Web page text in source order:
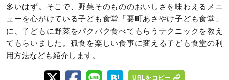
多いはず。そこで、野菜そのもののおいしさを味わえるメニ
ューを心がけている子ども食堂「要町あさやけ子ども食堂」
に、子どもに野菜をパクパク食べてもらうテクニックを教え
てもらいました。孤食を楽しい食事に変える子ども食堂の利
用方法なども紹介します。
URLをコピー